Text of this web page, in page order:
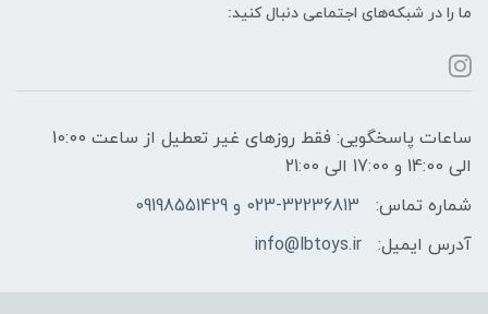
ما را در شبکه‌های اجتماعی دنبال کنید:
ساعات پاسخگویی: فقط روزهای غیر تعطیل از ساعت 10:00
الی 14:00 و 17:00 الی 21:00
شماره تماس:
023-32236813 و 09198551429
آدرس ایمیل:
info@lbtoys.ir